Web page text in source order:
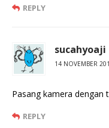
REPLY
sucahyoaji
14 NOVEMBER
Pasang kamera dengan
REPLY